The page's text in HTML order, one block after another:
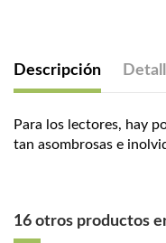
Descripción
Para los lectores, hay
tan asombrosas e
16 otros productos